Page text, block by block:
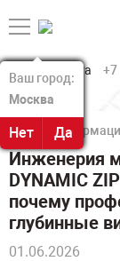
Ваш город:
Москва
Нет Да
Ваш город:
Москва
Нет Да
+7
Инженерия
DYNAMIC
почему
глубинные
01.06.2026